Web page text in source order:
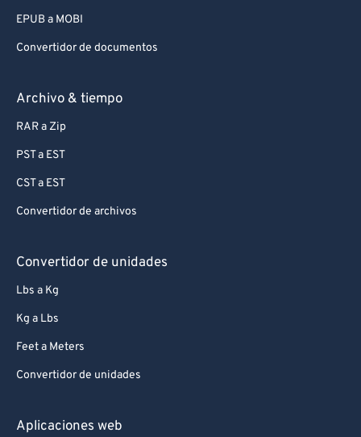
EPUB a MOBI
Convertidor de documentos
Archivo & tiempo
RAR a Zip
PST a EST
CST a EST
Convertidor de archivos
Convertidor de unidades
Lbs a Kg
Kg a Lbs
Feet a Meters
Convertidor de unidades
Aplicaciones web